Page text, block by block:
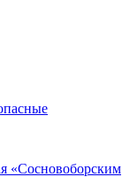
«Сосновоборским